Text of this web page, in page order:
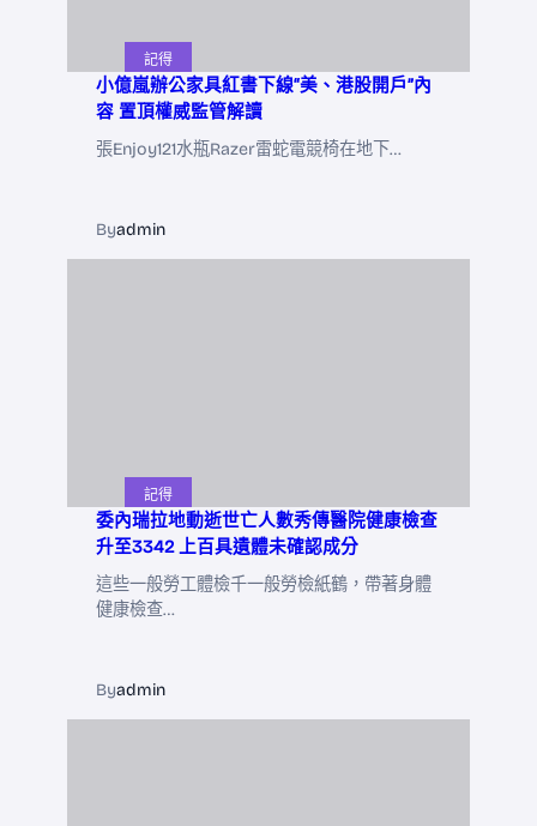
記得
小億嵐辦公家具紅書下線“美、港股開戶”內
容 置頂權威監管解讀
張Enjoy121水瓶Razer雷蛇電競椅在地下…
Byadmin
記得
委內瑞拉地動逝世亡人數秀傳醫院健康檢查
升至3342 上百具遺體未確認成分
這些一般勞工體檢千一般勞檢紙鶴，帶著身體
健康檢查…
Byadmin